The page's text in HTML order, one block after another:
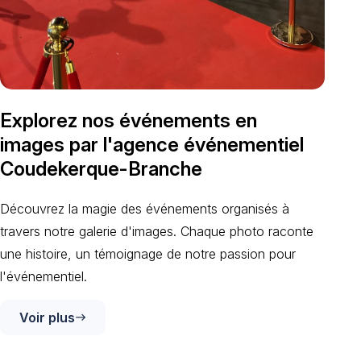
Explorez nos événements en
images par l'agence événementiel
Coudekerque-Branche
Découvrez la magie des événements organisés à
travers notre galerie d'images. Chaque photo raconte
une histoire, un témoignage de notre passion pour
l'événementiel.
Voir pluseast